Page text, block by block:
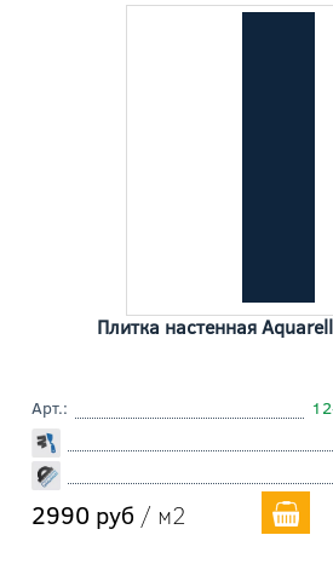
Плитка настенная
Арт.:
2990 руб / м2